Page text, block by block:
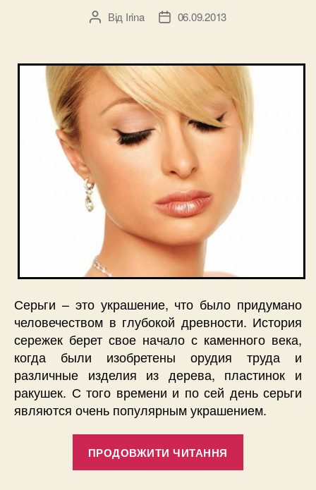
Автор
Від Irina
Дата06.09.2013
Серьги – это украшение, что было придумано
человечеством в глубокой древности. История
сережек берет свое начало с каменного века,
когда были изобретены орудия труда и
различные изделия из дерева, пластинок и
ракушек. С того времени и по сей день серьги
являются очень популярным украшением.
ПРОДОВЖИТИ ЧИТАННЯ